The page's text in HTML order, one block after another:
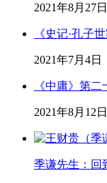
2021年8月27日
《史记·孔子
2021年7月4日
《中庸》第
2021年8月12日
季谦先生：回